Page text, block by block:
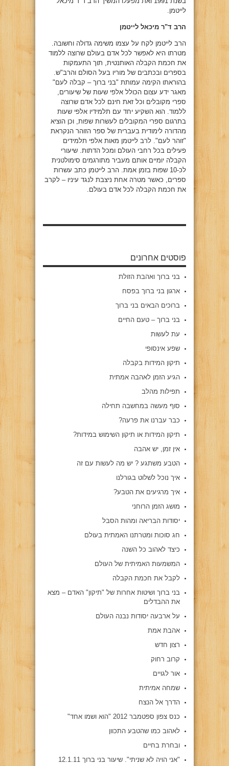
לייטמן.
הרב ד"ר מיכאל לייטמן
הרב לייטמן לקח על עצמו משימה גדולה וחשובה.
מטרתו היא לאפשר לכל אדם בעולם שרוצה ללמוד
את חכמת הקבלה האותנטית, תוך התעמקות
בספרים ובכתבים של מוריו בעל הסולם והרב"ש.
בהוראתו הקימה עמותת "בני ברוך – קבלה לעם"
מאגר ידע עצום הכולל אלפי שעות של שיעורים,
ספרי מקובלים וכל זאת חינם לכל אדם שרוצה
ללמוד. הוא השקיע יחד עם תלמידיו אלפי שעות
בתרגום ספרי המקובלים לעשרות שפות, וכן הוציא
מהדורה לימודית בעברית של ספר הזוהר הנקראת
"זוהר לעם". לרב לייטמן מאות אלפי תלמידים
פעילים בכל רחבי העולם ומכל הדתות. שיעורי
הקבלה יומיים אותם מעביר מתורגמים סימולטנית
לכ-10 שפות בזמן אמת. הרב לייטמן כתב עשרות
ספרים, כאשר מטרה אחת ניצבת לנגד עיניו – לקרב
את חכמת הקבלה לכל אדם בעולם.
פוסטים אחרונים
בני ברוך ואהבת הזולת
ארגון בני ברוך בפסח
ברוכים הבאים בני ברוך
בני ברוך – טעם החיים
עת לעשות
שפע אינסופי
תיקון המידות בקבלה
הגיע הזמן לאהבה אמתית
תפילות מהלב
סוף מעשה במחשבה תחילה
כבר עברנו את פרעה?
תיקון המידות או תיקון השימוש במידות?
אין זמן, יש אהבה
הטבע משתגע ? יש מה לעשות עם זה
איך נוכל לשלוט בגורלנו
איך מרגיעים את הטבע?
מושג הזמן הרוחני
יסודות הבריאה ומהות הסבל
חג סוכות ומטרתנו האמתית בעולם
כיצד לאהוב כל השנה
המשמעות האמיתית של העולם
לקבל את חכמת הקבלה
בני ברוך ושיטות אחרות של "תיקון" האדם – מצא
את ההבדלים
על ארבעה יסודות נבנה העולם
אהבת אמת
רצון חדש
קרוב רחוק
אור לגויים
שמחה אמיתית
הדרך אל הנצח
כנס צפון ספטמבר 2012 "הוא ושמו אחד"
לאהוב כמו שהטבע התכוון
ובחרת בחיים
"אני הויה לא שניתי". שיעור בני ברוך 12.1.11